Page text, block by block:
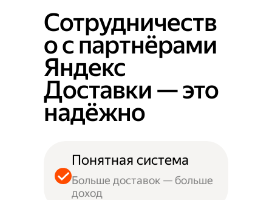
Сотрудничеств
о с партнёрами
Яндекс
Доставки — это
надёжно
Понятная система
Больше доставок — больше
доход